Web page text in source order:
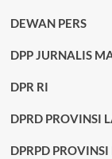
DEWAN PERS
DPP JURNALIS
DPR RI
DPRD PROVINSI
DPRPD